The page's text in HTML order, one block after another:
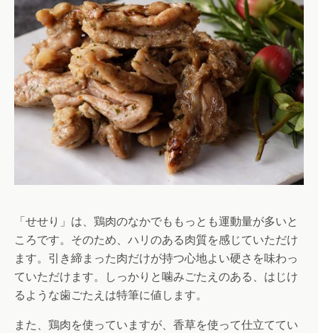
「せせり」は、鶏肉のなかでももっとも運動量が多いと
ころです。そのため、ハリのある肉質を感じていただけ
ます。引き締まった肉だけが持つ心地よい硬さを味わっ
ていただけます。しっかりと噛みごたえのある、はじけ
るような歯ごたえは特筆に値します。
また、鶏肉を使っていますが、香草を使って仕立ててい